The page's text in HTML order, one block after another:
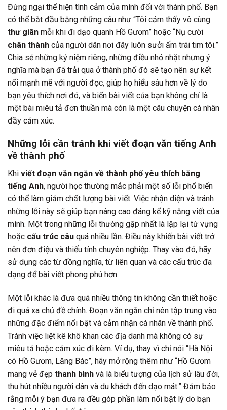
Đừng ngại thể hiện tình cảm của mình đối với thành phố. Bạn
có thể bắt đầu bằng những câu như “Tôi cảm thấy vô cùng
thư giãn mỗi khi đi dạo quanh Hồ Gươm” hoặc “Nụ cười
chân thành của người dân nơi đây luôn sưởi ấm trái tim tôi.”
Chia sẻ những kỷ niệm riêng, những điều nhỏ nhặt nhưng ý
nghĩa mà bạn đã trải qua ở thành phố đó sẽ tạo nên sự kết
nối mạnh mẽ với người đọc, giúp họ hiểu sâu hơn về lý do
bạn yêu thích nơi đó, và biến bài viết của bạn không chỉ là
một bài miêu tả đơn thuần mà còn là một câu chuyện cá nhân
đầy cảm xúc.
Những lỗi cần tránh khi viết đoạn văn tiếng Anh
về thành phố
Khi viết đoạn văn ngắn về thành phố yêu thích bằng
tiếng Anh, người học thường mắc phải một số lỗi phổ biến
có thể làm giảm chất lượng bài viết. Việc nhận diện và tránh
những lỗi này sẽ giúp bạn nâng cao đáng kể kỹ năng viết của
mình. Một trong những lỗi thường gặp nhất là lặp lại từ vựng
hoặc cấu trúc câu quá nhiều lần. Điều này khiến bài viết trở
nên đơn điệu và thiếu tính chuyên nghiệp. Thay vào đó, hãy
sử dụng các từ đồng nghĩa, từ liên quan và các cấu trúc đa
dạng để bài viết phong phú hơn.
Một lỗi khác là đưa quá nhiều thông tin không cần thiết hoặc
đi quá xa chủ đề chính. Đoạn văn ngắn chỉ nên tập trung vào
những đặc điểm nổi bật và cảm nhận cá nhân về thành phố.
Tránh việc liệt kê khô khan các địa danh mà không có sự
miêu tả hoặc cảm xúc đi kèm. Ví dụ, thay vì chỉ nói “Hà Nội
có Hồ Gươm, Lăng Bác”, hãy mở rộng thêm như “Hồ Gươm
mang vẻ đẹp thanh bình và là biểu tượng của lịch sử lâu đời,
thu hút nhiều người dân và du khách đến dạo mát.” Đảm bảo
rằng mỗi ý bạn đưa ra đều góp phần làm nổi bật lý do bạn